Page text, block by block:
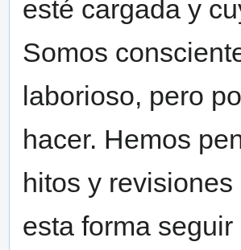
esté cargada y
Somos
laborioso, pero
hacer. Hemos
hitos y
esta forma